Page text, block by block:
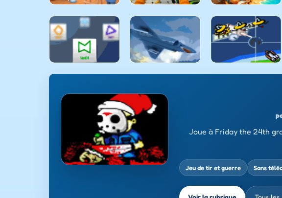
Joue à Friday the 24th
Jeu de tir et guerre Sans